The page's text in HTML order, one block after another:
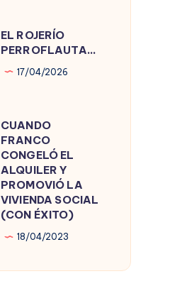
EL ROJERÍO
PERROFLAUTA…
17/04/2026
CUANDO
FRANCO
CONGELÓ EL
ALQUILER Y
PROMOVIÓ LA
VIVIENDA SOCIAL
(CON ÉXITO)
18/04/2023